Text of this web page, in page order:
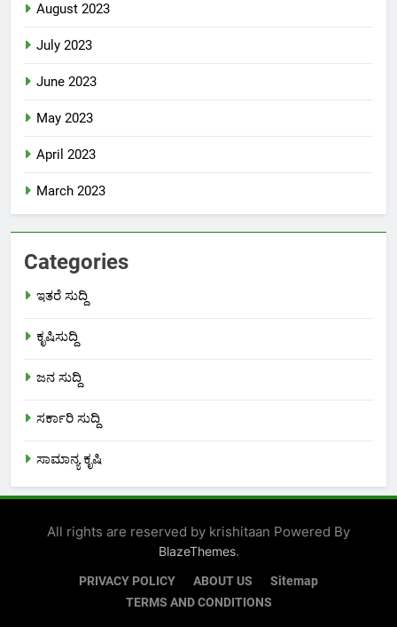
August 2023
July 2023
June 2023
May 2023
April 2023
March 2023
Categories
ಇತರೆ ಸುದ್ದಿ
ಕೃಷಿಸುದ್ದಿ
ಜನ ಸುದ್ದಿ
ಸರ್ಕಾರಿ ಸುದ್ದಿ
ಸಾಮಾನ್ಯ ಕೃಷಿ
All rights are reserved by krishitaan Powered By
BlazeThemes.
PRIVACY POLICY ABOUT US
Sitemap
TERMS AND CONDITIONS